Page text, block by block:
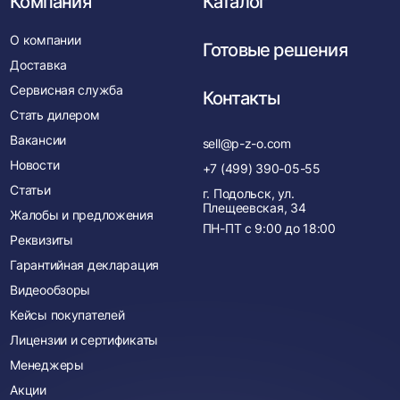
О компании
Доставка
Сервисная служба
Стать дилером
Вакансии
Новости
Статьи
Жалобы и предложения
Реквизиты
Гарантийная декларация
Видеообзоры
Кейсы покупателей
Лицензии и сертификаты
Менеджеры
Акции
Готовые решения
Контакты
sell@p-z-o.com
+7 (499) 390-05-55
г. Подольск, ул.
Плещеевская, 34
ПН-ПТ с 9:00 до 18:00